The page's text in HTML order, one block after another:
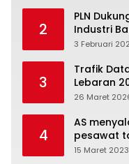
2
PLN
Industri
Capai
3 Februari
3
Trafik
Lebaran
Tangguh
26 Maret
4
AS
pesawat
Moskow
15 Maret 2023